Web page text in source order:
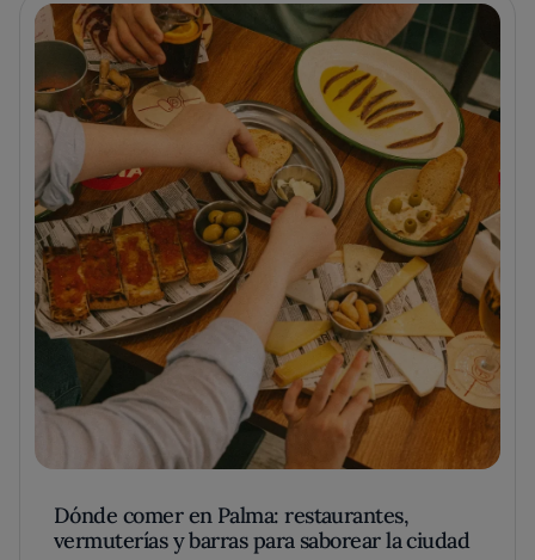
Dónde comer en Palma: restaurantes,
vermuterías y barras para saborear la ciudad